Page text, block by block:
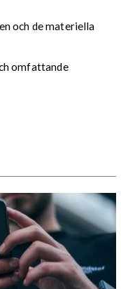
och de materiella
omfattande